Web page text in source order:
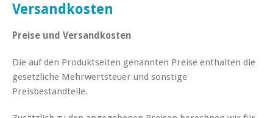
Versandkosten
Preise und Versandkosten
Die auf den Produktseiten genannten Preise enthalten die
gesetzliche Mehrwertsteuer und sonstige
Preisbestandteile.